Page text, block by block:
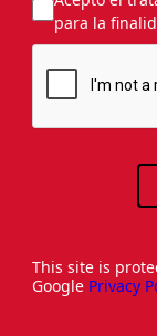
para la
This site is
Google Privacy